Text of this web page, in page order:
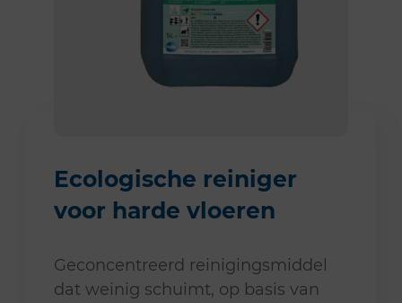
Ecologische reiniger
voor harde vloeren
Geconcentreerd reinigingsmiddel
dat weinig schuimt, op basis van